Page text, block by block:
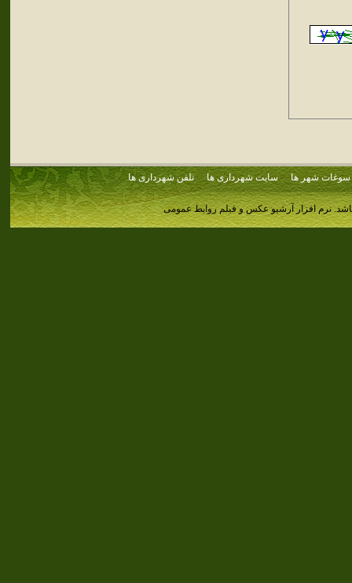
سوغات شهر ها سایت شهرداری ها تلفن شهرداری ها
نرم افزار آرشیو عکس و فیلم روابط عمومی